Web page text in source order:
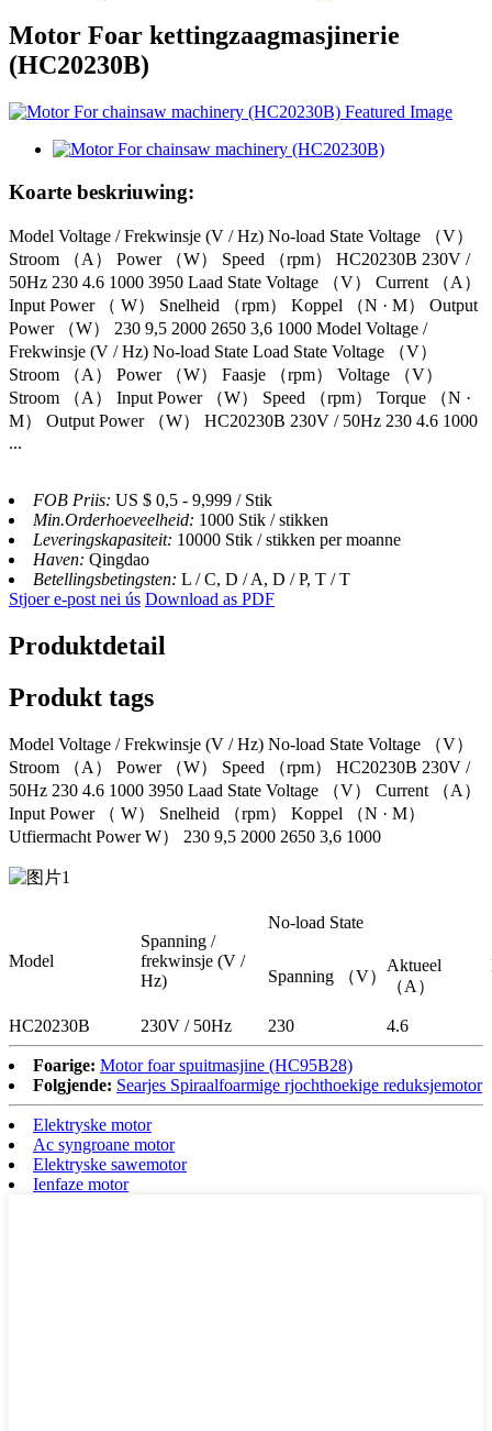
Motor Foar kettingzaagmasjinerie
(HC20230B)
Koarte beskriuwing:
Model Voltage / Frekwinsje (V / Hz) No-load State Voltage （V）
Stroom （A） Power （W） Speed ​​（rpm） HC20230B 230V /
50Hz 230 4.6 1000 3950 Laad State Voltage （V） Current （A）
Input Power （ W） Snelheid （rpm） Koppel （N · M） Output
Power （W） 230 9,5 2000 2650 3,6 1000 Model Voltage /
Frekwinsje (V / Hz) No-load State Load State Voltage （V）
Stroom （A） Power （W） Faasje （rpm） Voltage （V）
Stroom （A） Input Power （W） Speed ​​（rpm） Torque （N ·
M） Output Power （W） HC20230B 230V / 50Hz 230 4.6 1000
...
FOB Priis: US $ 0,5 - 9,999 / Stik
Min.Orderhoeveelheid: 1000 Stik / stikken
Leveringskapasiteit: 10000 Stik / stikken per moanne
Haven: Qingdao
Betellingsbetingsten: L / C, D / A, D / P, T / T
Stjoer e-post nei ús Download as PDF
Produktdetail
Produkt tags
Model Voltage / Frekwinsje (V / Hz) No-load State Voltage （V）
Stroom （A） Power （W） Speed ​​（rpm） HC20230B 230V /
50Hz 230 4.6 1000 3950 Laad State Voltage （V） Current （A）
Input Power （ W） Snelheid （rpm） Koppel （N · M）
Utfiermacht Power W） 230 9,5 2000 2650 3,6 1000
Model
Spanning /
frekwinsje (V /
Hz)
No-load State
Spanning （V）
Aktueel
（A）
HC20230B 230V / 50Hz 230 4.6
Foarige: Motor foar spuitmasjine (HC95B28)
Folgjende: Searjes Spiraalfoarmige rjochthoekige reduksjemotor
Elektryske motor
Ac syngroane motor
Elektryske sawemotor
Ienfaze motor